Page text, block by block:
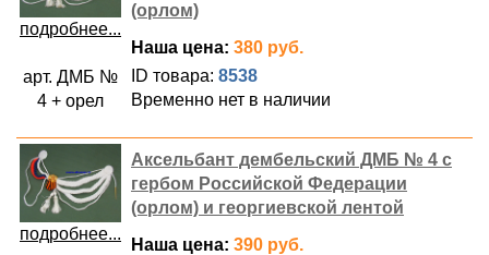
подробнее...
арт. ДМБ №
4 + орел
(орлом)
Наша цена: 380 руб.
ID товара: 8538
Временно нет в наличии
подробнее...
Аксельбант дембельский ДМБ № 4 с
гербом Российской Федерации
(орлом) и георгиевской лентой
Наша цена: 390 руб.